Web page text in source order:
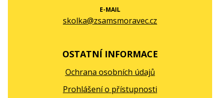
E-MAIL
skolka@zsamsmoravec.cz
OSTATNÍ INFORMACE
Ochrana osobních údajů
Prohlášení o přístupnosti